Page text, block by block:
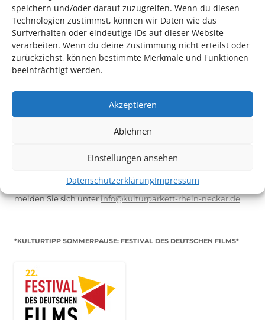
speichern und/oder darauf zuzugreifen. Wenn du diesen
Technologien zustimmst, können wir Daten wie das
Surfverhalten oder eindeutige IDs auf dieser Website
verarbeiten. Wenn du deine Zustimmung nicht erteilst oder
zurückziehst, können bestimmte Merkmale und Funktionen
beeinträchtigt werden.
Akzeptieren
Ablehnen
Einstellungen ansehen
DatenschutzerklärungImpressum
Tanz
Mithilfe im Bereich Technik. Sie haben Interesse? Dann
melden Sie sich unterinfo@kulturparkett-rhein-neckar.de
*KULTURTIPP SOMMERPAUSE: FESTIVAL DES DEUTSCHEN FILMS*